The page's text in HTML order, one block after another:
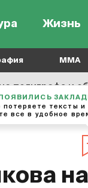
Жизнь
MMA
полиграфе и
на
потеряете тексты и
все в удобное